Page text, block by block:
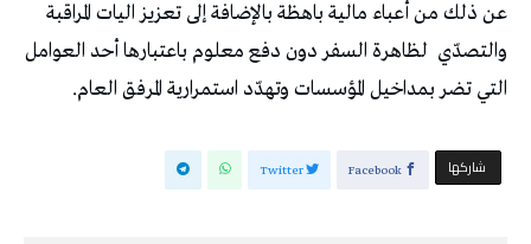
عن ذلك من أعباء مالية باهظة بالإضافة إلى تعزيز اليات المراقبة
والتصدّي لظاهرة السفر دون دفع معلوم باعتبارها أحد العوامل
التي تضر بمداخيل المؤسسات وتهدّد استمرارية المرفق العام.
‫‫ شاركها‬ Facebook
Twitter